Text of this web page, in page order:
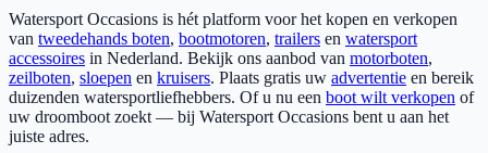
Watersport Occasions is hét platform voor het kopen en verkopen
van tweedehands boten, bootmotoren, trailers en watersport
accessoires in Nederland. Bekijk ons aanbod van motorboten,
zeilboten, sloepen en kruisers. Plaats gratis uw advertentie en bereik
duizenden watersportliefhebbers. Of u nu een boot wilt verkopen of
uw droomboot zoekt — bij Watersport Occasions bent u aan het
juiste adres.